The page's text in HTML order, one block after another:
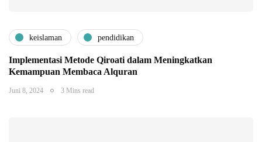
keislaman pendidikan
Implementasi Metode Qiroati dalam Meningkatkan
Kemampuan Membaca Alquran
Juni 8, 2024 3 Mins read